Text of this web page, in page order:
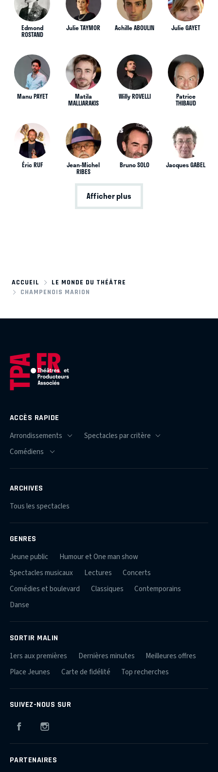
Edmond
ROSTAND
Julie TAYMOR Achille ABOULIN Julie GAYET
Manu PAYET Matila
MALLIARAKIS
Willy ROVELLI Patrice
THIBAUD
Éric RUF Jean-Michel
RIBES
Bruno SOLO Jacques GABEL
Afficher plus
ACCUEIL
LE MONDE DU THÉÂTRE
CHAMPENOIS MARION
ACCÈS RAPIDE
ARCHIVES
Tous les spectacles
GENRES
Jeune public
Humour et One man show
Spectacles musicaux
Lectures
Concerts
Comédies et boulevard
Classiques
Contemporains
Danse
SORTIR MALIN
1ers aux premières Dernières minutes
Meilleures offres
Place Jeunes
Carte de fidélité Top recherches
SUIVEZ-NOUS SUR
Facebook
PARTENAIRES